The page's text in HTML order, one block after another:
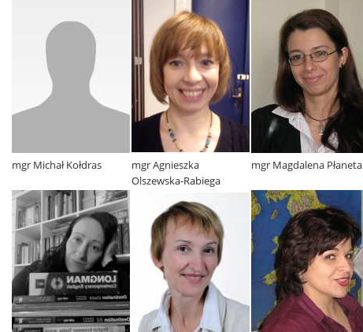
mgr Michał Kołdras
mgr Agnieszka
Olszewska-Rabiega
mgr Magdalena Płaneta